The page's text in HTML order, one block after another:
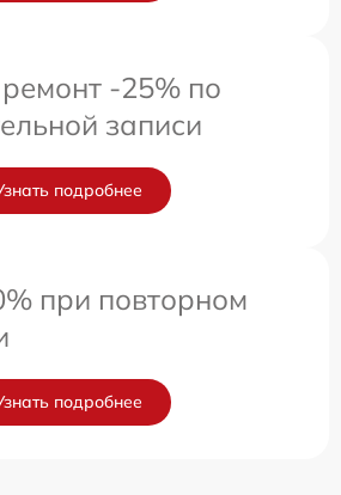
-25% по
записи
подробнее
при повторном
подробнее